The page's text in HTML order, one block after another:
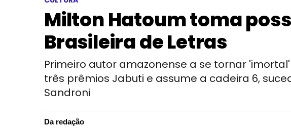
Milton Hatoum toma
Brasileira de Letras
Primeiro autor amazonense a se tornar
três prêmios Jabuti e assume a cadeira 6,
Sandroni
Da redação